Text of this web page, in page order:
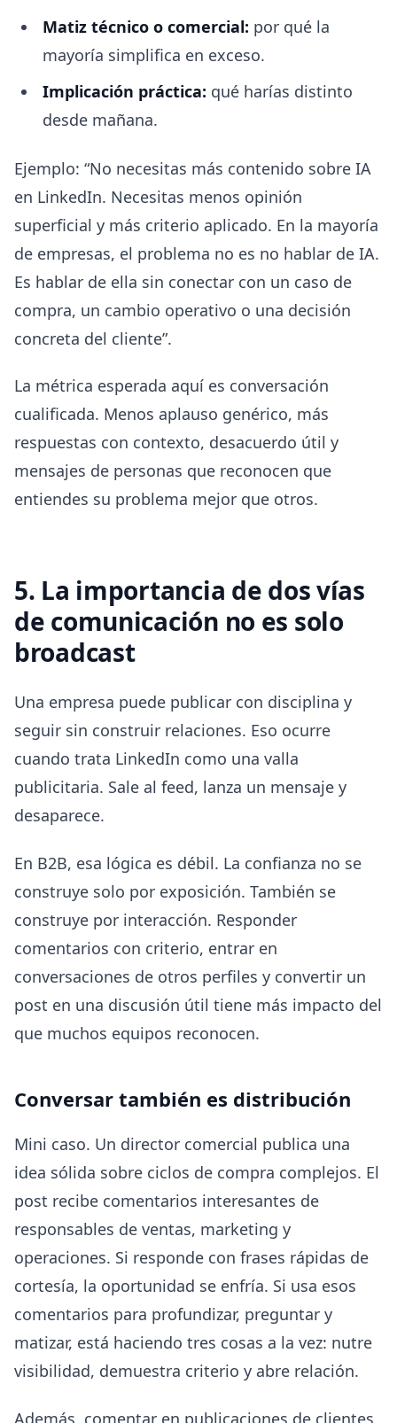
Matiz técnico o comercial: por qué la
mayoría simplifica en exceso.
Implicación práctica: qué harías distinto
desde mañana.
Ejemplo: “No necesitas más contenido sobre IA
en LinkedIn. Necesitas menos opinión
superficial y más criterio aplicado. En la mayoría
de empresas, el problema no es no hablar de IA.
Es hablar de ella sin conectar con un caso de
compra, un cambio operativo o una decisión
concreta del cliente”.
La métrica esperada aquí es conversación
cualificada. Menos aplauso genérico, más
respuestas con contexto, desacuerdo útil y
mensajes de personas que reconocen que
entiendes su problema mejor que otros.
5. La importancia de dos vías
de comunicación no es solo
broadcast
Una empresa puede publicar con disciplina y
seguir sin construir relaciones. Eso ocurre
cuando trata LinkedIn como una valla
publicitaria. Sale al feed, lanza un mensaje y
desaparece.
En B2B, esa lógica es débil. La confianza no se
construye solo por exposición. También se
construye por interacción. Responder
comentarios con criterio, entrar en
conversaciones de otros perfiles y convertir un
post en una discusión útil tiene más impacto del
que muchos equipos reconocen.
Conversar también es distribución
Mini caso. Un director comercial publica una
idea sólida sobre ciclos de compra complejos. El
post recibe comentarios interesantes de
responsables de ventas, marketing y
operaciones. Si responde con frases rápidas de
cortesía, la oportunidad se enfría. Si usa esos
comentarios para profundizar, preguntar y
matizar, está haciendo tres cosas a la vez: nutre
visibilidad, demuestra criterio y abre relación.
Además, comentar en publicaciones de clientes,